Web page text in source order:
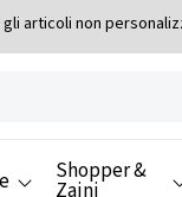
articoli non
Shopper &